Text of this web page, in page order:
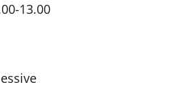
13.00